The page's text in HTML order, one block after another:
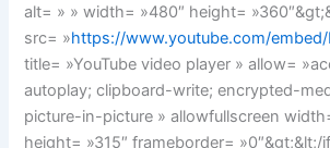
alt= » » width= »480″ height=
src= »https://www.youtube.com/embed/
title= »YouTube video player » allow=
autoplay; clipboard-write; encrypted-
picture-in-picture » allowfullscreen
height= »315″ frameborder= »0″&gt;&lt;/